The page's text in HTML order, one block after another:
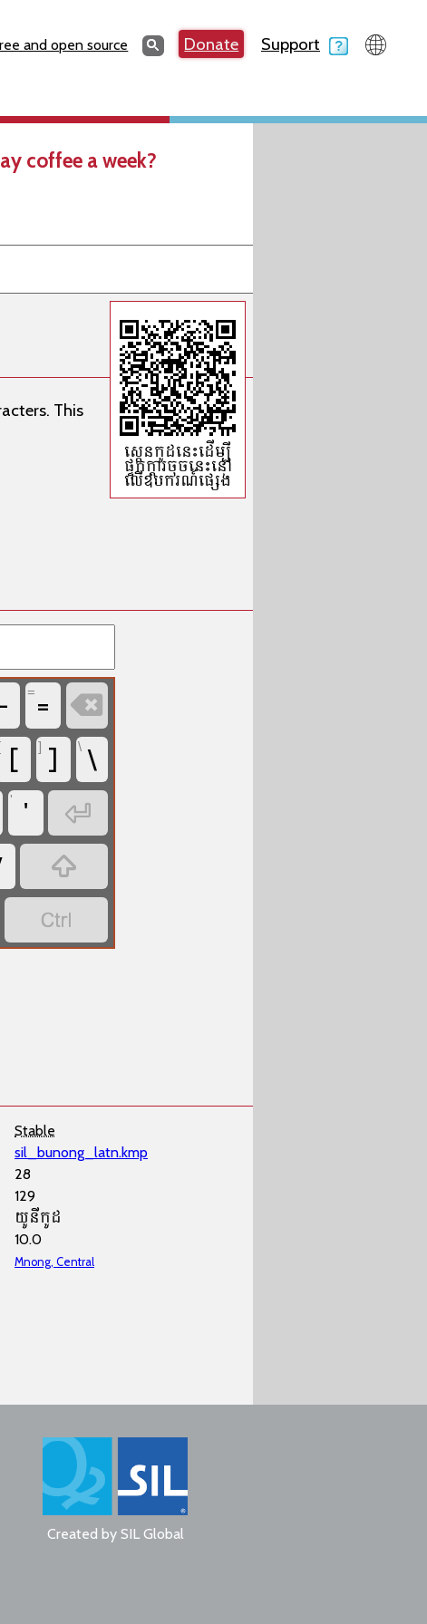
and open source SearchSearchDonate Support
coffee a week?
ស្កេនកូដ​នេះដើម្បី​
ផ្ទុក​ក្ដារចុចនេះ​នៅ​
លើ​ឧបករណ៍​ផ្សេង
This
- = =

[ ] ] \ \
' '



Stable
sil_bunong_latn.kmp
28
129
យូនីកូដ
10.0
Mnong, Central
Created by SIL Global